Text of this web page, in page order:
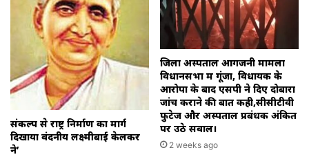
संकल्प से राष्ट्र निर्माण का मार्ग
दिखाया वंदनीय लक्ष्मीबाई केलकर
ने’
जिला अस्पताल आगजनी मामला
विधानसभा में गूंजा, विधायक के
आरोपों के बाद एसपी ने दिए दोबारा
जांच कराने की बात कही,सीसीटीवी
फुटेज और अस्पताल प्रबंधक अंकित
पर उठे सवाल।
2 weeks ago